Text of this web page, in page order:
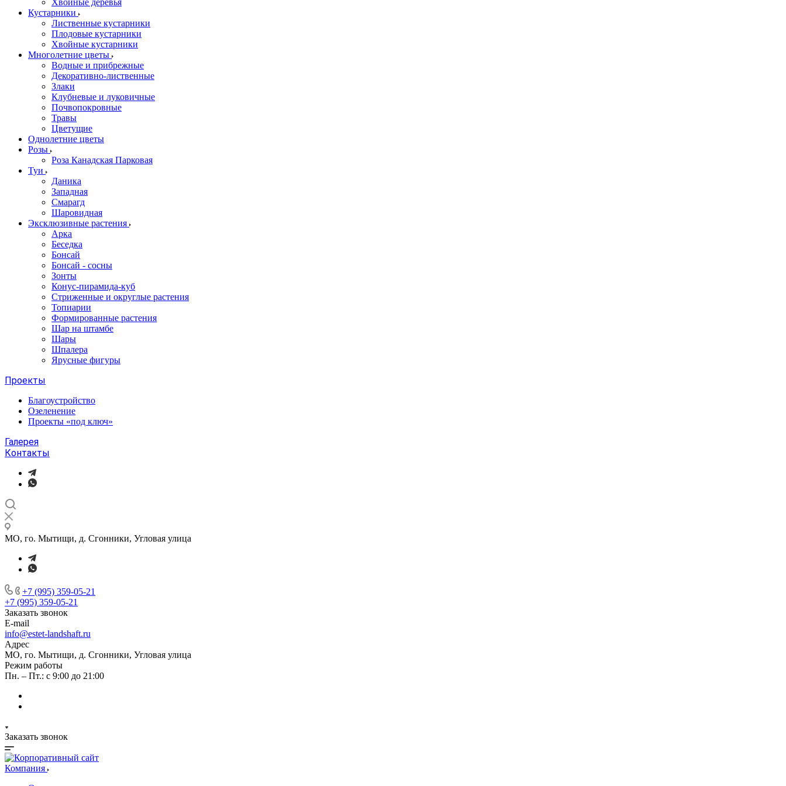
Хвойные деревья
Кустарники
Лиственные кустарники
Плодовые кустарники
Хвойные кустарники
Многолетние цветы
Водные и прибрежные
Декоративно-лиственные
Злаки
Клубневые и луковичные
Почвопокровные
Травы
Цветущие
Однолетние цветы
Розы
Роза Канадская Парковая
Туи
Даника
Западная
Смарагд
Шаровидная
Эксклюзивные растения
Арка
Беседка
Бонсай
Бонсай - сосны
Зонты
Конус-пирамида-куб
Стриженные и округлые растения
Топиарии
Формированные растения
Шар на штамбе
Шары
Шпалера
Ярусные фигуры
Проекты
Благоустройство
Озеленение
Проекты «под ключ»
Галерея
Контакты
МО, го. Мытищи, д. Сгонники, Угловая улица
+7 (995) 359-05-21
+7 (995) 359-05-21
Заказать звонок
E-mail
info@estet-landshaft.ru
Адрес
МО, го. Мытищи, д. Сгонники, Угловая улица
Режим работы
Пн. – Пт.: с 9:00 до 21:00
Заказать звонок
Компания